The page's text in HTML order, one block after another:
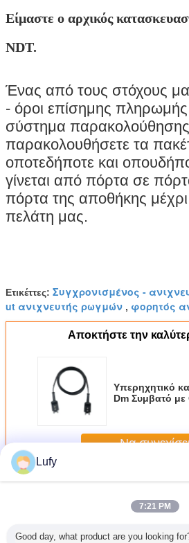
Είμαστε ο αρχικός
NDT.
Ένας από τους στόχους
- όροι επίσημης πληρωμής
σύστημα
παρακολουθήσετε τα
οποτεδήποτε και
γίνεται από πόρτα σε
πόρτα της αποθήκης
πελάτη μας.
Ετικέττες: Συγχρονισμένος -
ut ανιχνευτής ρωγμών , φορητός
Αποκτήστε την
Υπερηχητικό
Dm Συμβατό
DA231
Να
Περισσότεροιυπερηχητικά
Lufy
7:21 PM
Good day, what product are you looking